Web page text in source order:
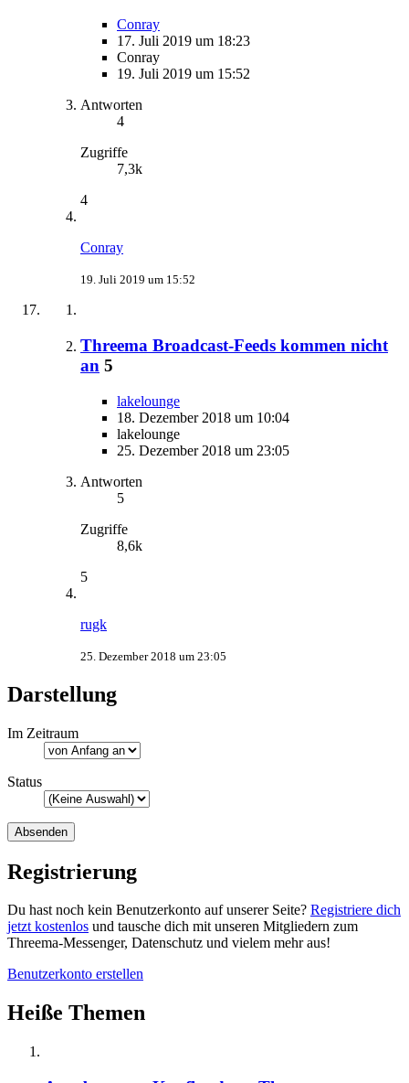
Conray
17. Juli 2019 um 18:23
Conray
19. Juli 2019 um 15:52
Antworten
4
Zugriffe
7,3k
4
Conray
19. Juli 2019 um 15:52
Threema Broadcast-Feeds kommen nicht
an 5
lakelounge
18. Dezember 2018 um 10:04
lakelounge
25. Dezember 2018 um 23:05
Antworten
5
Zugriffe
8,6k
5
rugk
25. Dezember 2018 um 23:05
Darstellung
Im Zeitraum
Status
Registrierung
Du hast noch kein Benutzerkonto auf unserer Seite? Registriere dich
jetzt kostenlos und tausche dich mit unseren Mitgliedern zum
Threema-Messenger, Datenschutz und vielem mehr aus!
Benutzerkonto erstellen
Heiße Themen